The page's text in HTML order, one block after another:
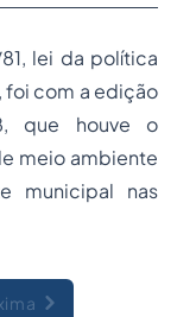
lei da política
foi com a edição
que houve o
meio ambiente
municipal nas